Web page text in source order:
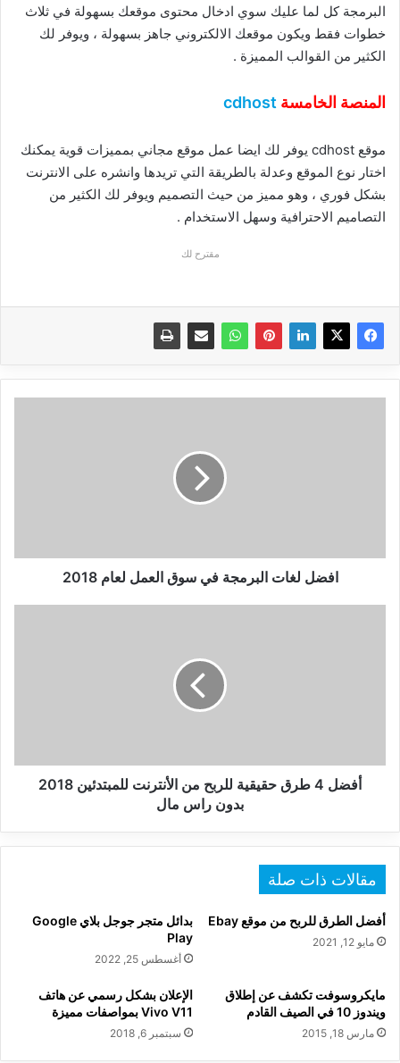
البرمجة كل لما عليك سوي ادخال محتوى موقعك بسهولة في ثلاث
خطوات فقط ويكون موقعك الالكتروني جاهز بسهولة ، ويوفر لك
الكثير من القوالب المميزة .
المنصة الخامسة cdhost
موقع cdhost يوفر لك ايضا عمل موقع مجاني بمميزات قوية يمكنك
اختار نوع الموقع وعدلة بالطريقة التي تريدها وانشره على الانترنت
بشكل فوري ، وهو مميز من حيث التصميم ويوفر لك الكثير من
التصاميم الاحترافية وسهل الاستخدام .
مقترح لك
افضل لغات البرمجة في سوق العمل لعام 2018
2018
أفضل 4 طرق حقيقية للربح من الأنترنت للمبتدئين 2018
بدون راس مال
مقالات ذات صلة
أفضل الطرق للربح من موقع Ebay
مايو 12, 2021
بدائل متجر جوجل بلاي Google
Play
أغسطس 25, 2022
مايكروسوفت تكشف عن إطلاق
ويندوز 10 في الصيف القادم
مارس 18, 2015
الإعلان بشكل رسمي عن هاتف
Vivo V11 بمواصفات مميزة
سبتمبر 6, 2018